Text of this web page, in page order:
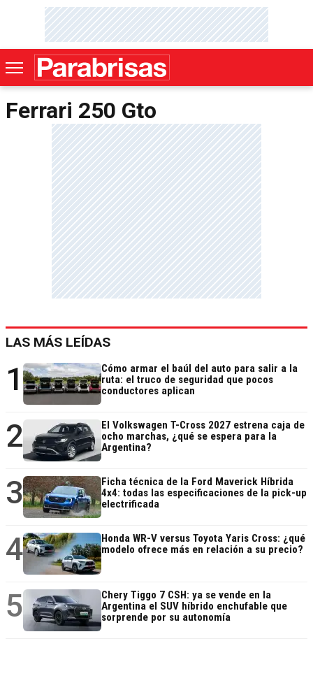
Ferrari 250 Gto
LAS MÁS LEÍDAS
1
Cómo armar el baúl del auto para salir a la
ruta: el truco de seguridad que pocos
conductores aplican
2
El Volkswagen T-Cross 2027 estrena caja de
ocho marchas, ¿qué se espera para la
Argentina?
3
Ficha técnica de la Ford Maverick Híbrida
4x4: todas las especificaciones de la pick-up
electrificada
4
Honda WR-V versus Toyota Yaris Cross: ¿qué
modelo ofrece más en relación a su precio?
5
Chery Tiggo 7 CSH: ya se vende en la
Argentina el SUV híbrido enchufable que
sorprende por su autonomía